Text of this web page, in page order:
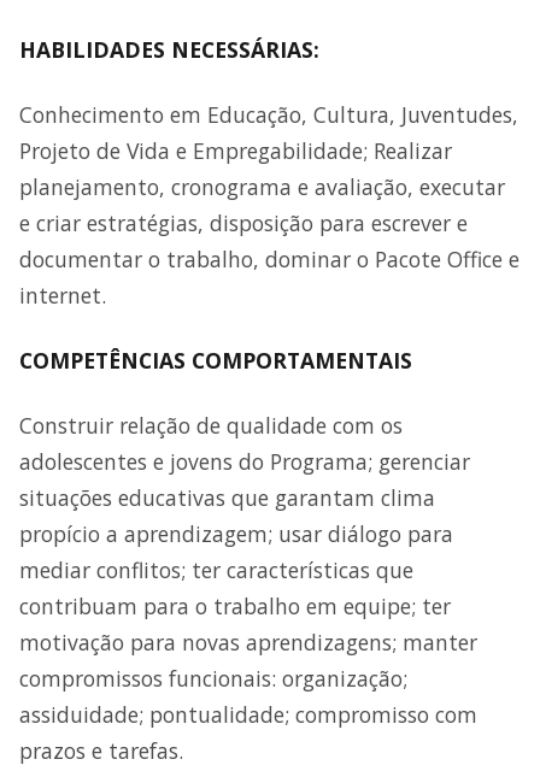
HABILIDADES NECESSÁRIAS:
Conhecimento em Educação, Cultura, Juventudes,
Projeto de Vida e Empregabilidade; Realizar
planejamento, cronograma e avaliação, executar
e criar estratégias, disposição para escrever e
documentar o trabalho, dominar o Pacote Office e
internet.
COMPETÊNCIAS COMPORTAMENTAIS
Construir relação de qualidade com os
adolescentes e jovens do Programa; gerenciar
situações educativas que garantam clima
propício a aprendizagem; usar diálogo para
mediar conflitos; ter características que
contribuam para o trabalho em equipe; ter
motivação para novas aprendizagens; manter
compromissos funcionais: organização;
assiduidade; pontualidade; compromisso com
prazos e tarefas.